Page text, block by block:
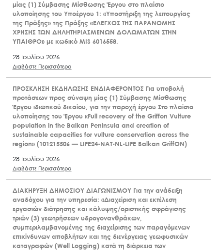
μίας (1) Σύμβασης Μίσθωσης Έργου στο πλαίσιο
υλοποίησης του Υποέργου 1: «Υποστήριξη της λειτουργίας
της Πράξης» της Πράξης «ΕΛΕΓΧΟΣ ΤΗΣ ΠΑΡΑΝΟΜΗΣ
ΧΡΗΣΗΣ ΤΩΝ ΔΗΛΗΤΗΡΙΑΣΜΕΝΩΝ ΔΟΛΩΜΑΤΩΝ ΣΤΗΝ
ΥΠΑΙΘΡΟ» με κωδικό MIS 6016558.
28 Ιουλίου 2026
Διαβάστε Περισσότερα
ΠΡΟΣΚΛΗΣΗ ΕΚΔΗΛΩΣΗΣ ΕΝΔΙΑΦΕΡΟΝΤΟΣ Για υποβολή
προτάσεων προς σύναψη μίας (1) Σύμβασης Μίσθωσης
Έργου ιδιωτικού δικαίου, για την παροχή έργου Στο πλαίσιο
υλοποίησης του Έργου «Full recovery of the Griffon Vulture
population in the Balkan Peninsula and creation of
sustainable capacities for vulture conservation across the
region» (101215506 — LIFE24-NAT-NL-LIFE Balkan GriffON)
28 Ιουλίου 2026
Διαβάστε Περισσότερα
ΔΙΑΚΗΡΥΞΗ ΔΗΜΟΣΙΟΥ ΔΙΑΓΩΝΙΣΜΟΥ Για την ανάδειξη
αναδόχου για την υπηρεσία: «Διαχείριση και εκτέλεση
εργασιών διάτρησης και κάλυψης/οριστικής σφράγισης
τριών (3) γεωτρήσεων υδρογονανθράκων,
συμπεριλαμβανομένης της διαχείρισης των παραγόμενων
επικίνδυνων αποβλήτων και της διενέργειας γεωφυσικών
καταγραφών (Well Logging) κατά τη διάρκεια των